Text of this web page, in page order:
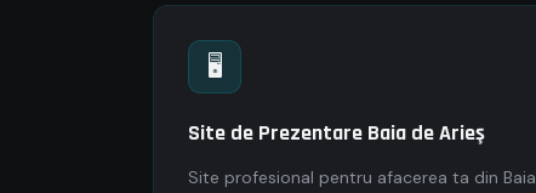
🖥
Site de Prezentare Baia de Arieş
Site profesional pentru afacerea ta din Baia